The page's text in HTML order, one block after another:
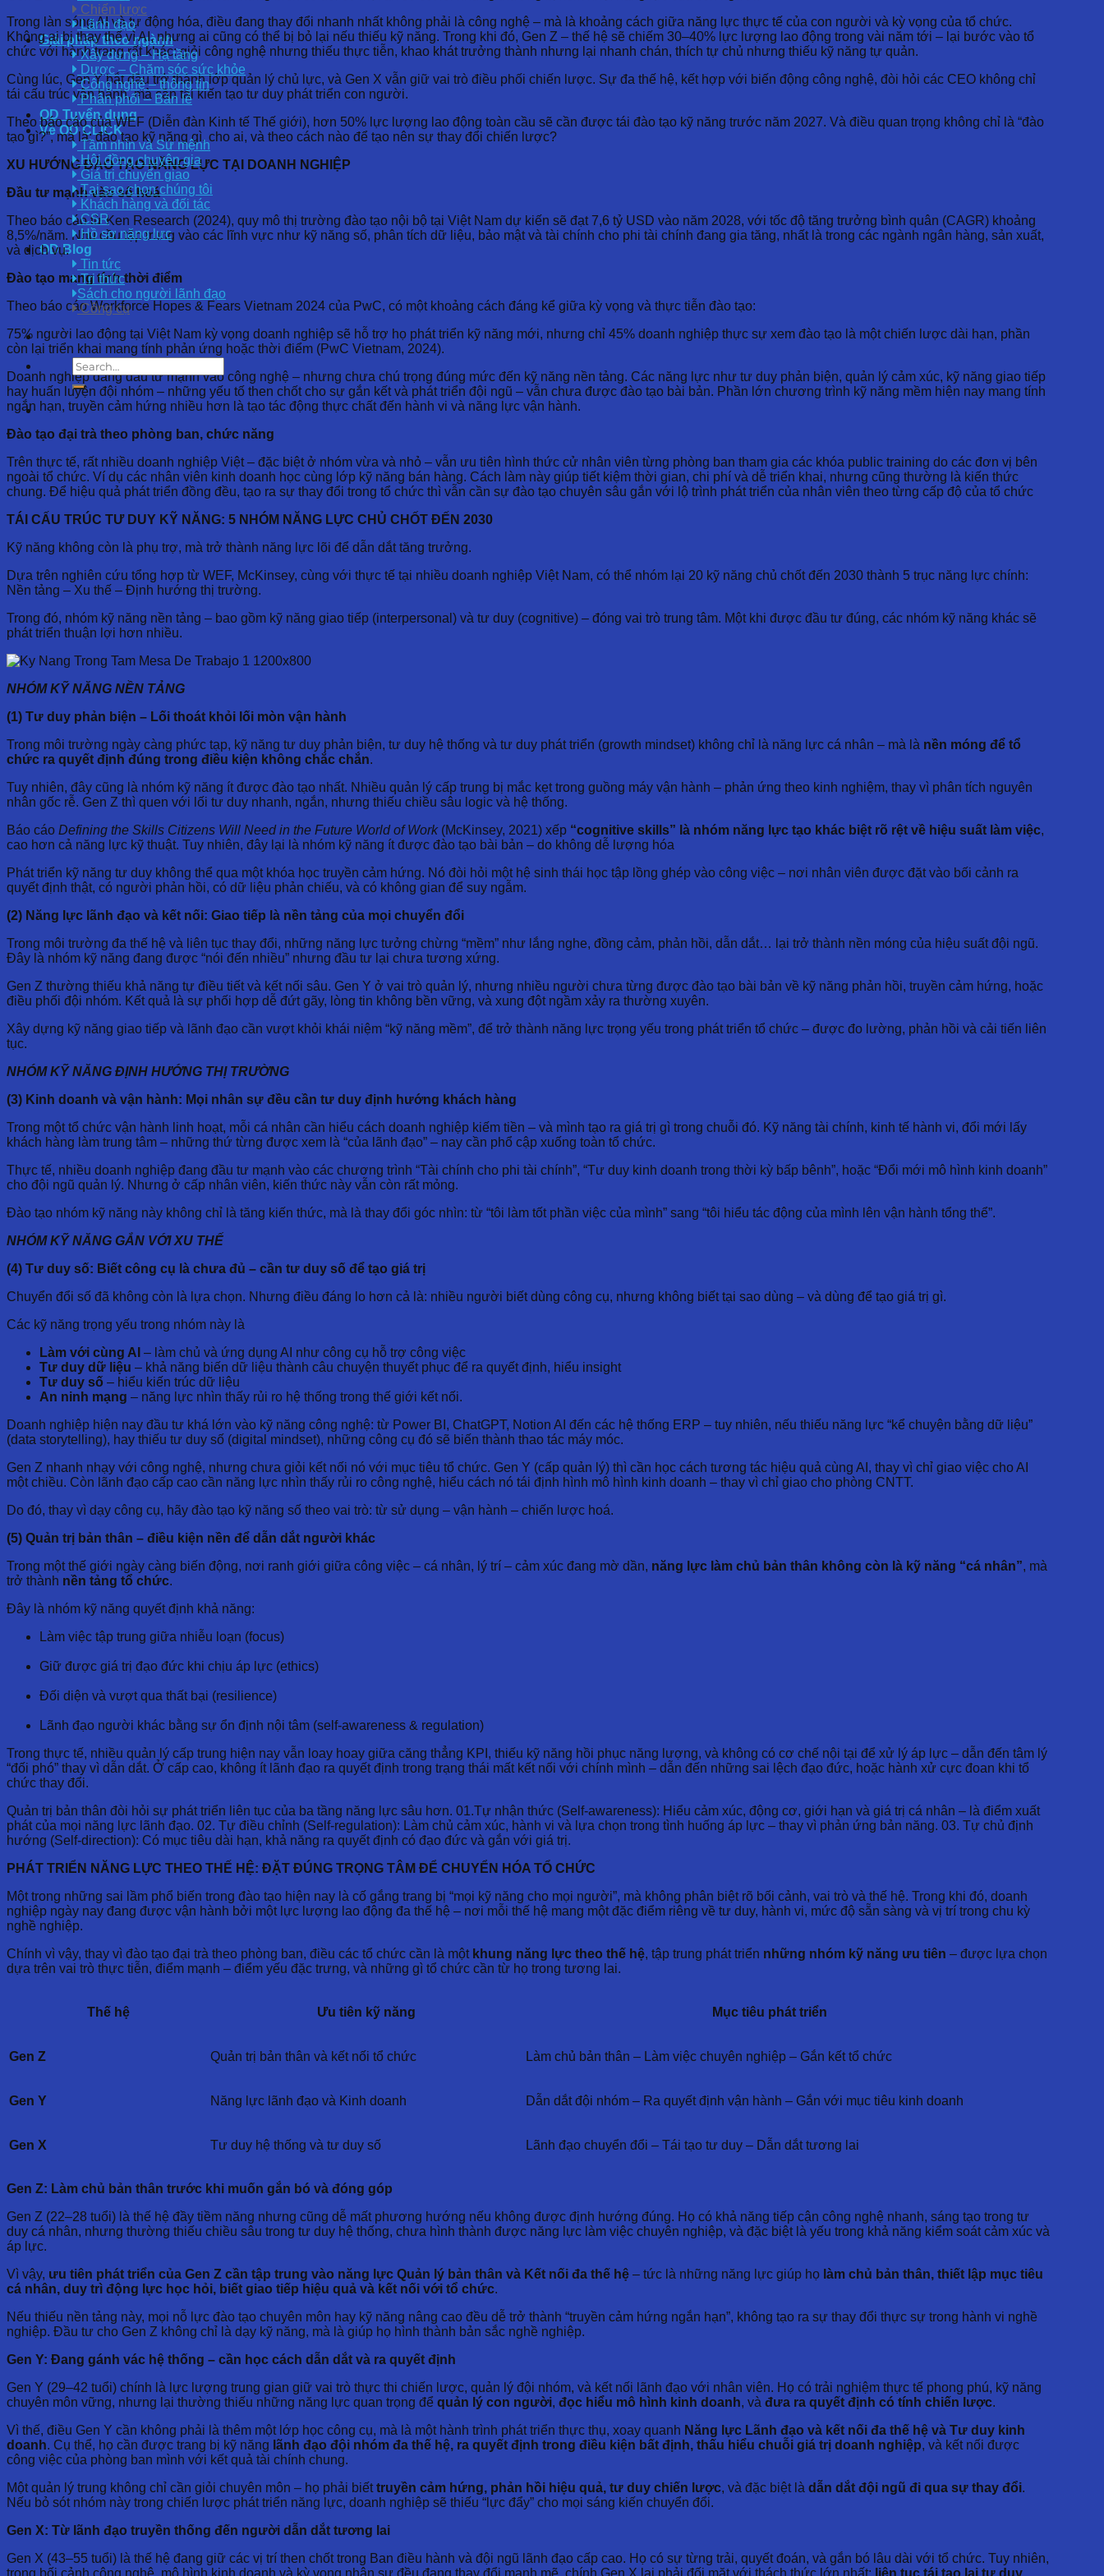
Chiến lược
Lãnh đạo
Giải pháp theo ngành
Xây dựng – Hạ tầng
Dược – Chăm sóc sức khỏe
Công nghệ – thông tin
Phân phối – Bán lẻ
OD Tuyển dụng
Về OD CLICK
Tầm nhìn và Sứ mệnh
Hội đồng chuyên gia
Giá trị chuyển giao
Tại sao chọn chúng tôi
Khách hàng và đối tác
CSR
Hồ sơ năng lực
OD Blog
Tin tức
Tri thức
Sách cho người lãnh đạo
Công cụ
Trong làn sóng AI và tự động hóa, điều đang thay đổi nhanh nhất không phải là công nghệ – mà là khoảng cách giữa năng lực thực tế của con người và kỳ vọng của tổ chức.
Không ai bị thay thế vì AI, nhưng ai cũng có thể bị bỏ lại nếu thiếu kỹ năng. Trong khi đó, Gen Z – thế hệ sẽ chiếm 30–40% lực lượng lao động trong vài năm tới – lại bước vào tổ
chức với hành trang rất khác: giỏi công nghệ nhưng thiếu thực tiễn, khao khát trưởng thành nhưng lại nhanh chán, thích tự chủ nhưng thiếu kỹ năng tự quản.
Cùng lúc, Gen Y bắt đầu trở thành lớp quản lý chủ lực, và Gen X vẫn giữ vai trò điều phối chiến lược. Sự đa thế hệ, kết hợp với biến động công nghệ, đòi hỏi các CEO không chỉ
tái cấu trúc vận hành, mà cần tái kiến tạo tư duy phát triển con người.
Theo báo cáo của WEF (Diễn đàn Kinh tế Thế giới), hơn 50% lực lượng lao động toàn cầu sẽ cần được tái đào tạo kỹ năng trước năm 2027. Và điều quan trọng không chỉ là “đào
tạo gì?”, mà là: đào tạo kỹ năng gì, cho ai, và theo cách nào để tạo nên sự thay đổi chiến lược?
XU HƯỚNG ĐÀO TẠO NĂNG LỰC TẠI DOANH NGHIỆP
Đầu tư mạnh vào số hoá
Theo báo cáo từ Ken Research (2024), quy mô thị trường đào tạo nội bộ tại Việt Nam dự kiến sẽ đạt 7,6 tỷ USD vào năm 2028, với tốc độ tăng trưởng bình quân (CAGR) khoảng
8,5%/năm. Nhu cầu tập trung vào các lĩnh vực như kỹ năng số, phân tích dữ liệu, bảo mật và tài chính cho phi tài chính đang gia tăng, nhất là trong các ngành ngân hàng, sản xuất,
và dịch vụ.
Đào tạo mang tính thời điểm
Theo báo cáo Workforce Hopes & Fears Vietnam 2024 của PwC, có một khoảng cách đáng kể giữa kỳ vọng và thực tiễn đào tạo:
75% người lao động tại Việt Nam kỳ vọng doanh nghiệp sẽ hỗ trợ họ phát triển kỹ năng mới, nhưng chỉ 45% doanh nghiệp thực sự xem đào tạo là một chiến lược dài hạn, phần
còn lại triển khai mang tính phản ứng hoặc thời điểm (PwC Vietnam, 2024).
Doanh nghiệp đang đầu tư mạnh vào công nghệ – nhưng chưa chú trọng đúng mức đến kỹ năng nền tảng. Các năng lực như tư duy phản biện, quản lý cảm xúc, kỹ năng giao tiếp
hay huấn luyện đội nhóm – những yếu tố then chốt cho sự gắn kết và phát triển đội ngũ – vẫn chưa được đào tạo bài bản. Phần lớn chương trình kỹ năng mềm hiện nay mang tính
ngắn hạn, truyền cảm hứng nhiều hơn là tạo tác động thực chất đến hành vi và năng lực vận hành.
Đào tạo đại trà theo phòng ban, chức năng
Trên thực tế, rất nhiều doanh nghiệp Việt – đặc biệt ở nhóm vừa và nhỏ – vẫn ưu tiên hình thức cử nhân viên từng phòng ban tham gia các khóa public training do các đơn vị bên
ngoài tổ chức. Ví dụ các nhân viên kinh doanh học cùng lớp kỹ năng bán hàng. Cách làm này giúp tiết kiệm thời gian, chi phí và dễ triển khai, nhưng cũng thường là kiến thức
chung. Để hiệu quả phát triển đồng đều, tạo ra sự thay đổi trong tổ chức thì vẫn cần sự đào tạo chuyên sâu gắn với lộ trình phát triển của nhân viên theo từng cấp độ của tổ chức
TÁI CẤU TRÚC TƯ DUY KỸ NĂNG: 5 NHÓM NĂNG LỰC CHỦ CHỐT ĐẾN 2030
Kỹ năng không còn là phụ trợ, mà trở thành năng lực lõi để dẫn dắt tăng trưởng.
Dựa trên nghiên cứu tổng hợp từ WEF, McKinsey, cùng với thực tế tại nhiều doanh nghiệp Việt Nam, có thể nhóm lại 20 kỹ năng chủ chốt đến 2030 thành 5 trục năng lực chính:
Nền tảng – Xu thế – Định hướng thị trường.
Trong đó, nhóm kỹ năng nền tảng – bao gồm kỹ năng giao tiếp (interpersonal) và tư duy (cognitive) – đóng vai trò trung tâm. Một khi được đầu tư đúng, các nhóm kỹ năng khác sẽ
phát triển thuận lợi hơn nhiều.
NHÓM KỸ NĂNG NỀN TẢNG
(1) Tư duy phản biện – Lối thoát khỏi lối mòn vận hành
Trong môi trường ngày càng phức tạp, kỹ năng tư duy phản biện, tư duy hệ thống và tư duy phát triển (growth mindset) không chỉ là năng lực cá nhân – mà là nền móng để tổ
chức ra quyết định đúng trong điều kiện không chắc chắn.
Tuy nhiên, đây cũng là nhóm kỹ năng ít được đào tạo nhất. Nhiều quản lý cấp trung bị mắc kẹt trong guồng máy vận hành – phản ứng theo kinh nghiệm, thay vì phân tích nguyên
nhân gốc rễ. Gen Z thì quen với lối tư duy nhanh, ngắn, nhưng thiếu chiều sâu logic và hệ thống.
Báo cáo Defining the Skills Citizens Will Need in the Future World of Work(McKinsey, 2021) xếp “cognitive skills” là nhóm năng lực tạo khác biệt rõ rệt về hiệu suất làm việc,
cao hơn cả năng lực kỹ thuật. Tuy nhiên, đây lại là nhóm kỹ năng ít được đào tạo bài bản – do không dễ lượng hóa
Phát triển kỹ năng tư duy không thể qua một khóa học truyền cảm hứng. Nó đòi hỏi một hệ sinh thái học tập lồng ghép vào công việc – nơi nhân viên được đặt vào bối cảnh ra
quyết định thật, có người phản hồi, có dữ liệu phản chiếu, và có không gian để suy ngẫm.
(2) Năng lực lãnh đạo và kết nối: Giao tiếp là nền tảng của mọi chuyển đổi
Trong môi trường đa thế hệ và liên tục thay đổi, những năng lực tưởng chừng “mềm” như lắng nghe, đồng cảm, phản hồi, dẫn dắt… lại trở thành nền móng của hiệu suất đội ngũ.
Đây là nhóm kỹ năng đang được “nói đến nhiều” nhưng đầu tư lại chưa tương xứng.
Gen Z thường thiếu khả năng tự điều tiết và kết nối sâu. Gen Y ở vai trò quản lý, nhưng nhiều người chưa từng được đào tạo bài bản về kỹ năng phản hồi, truyền cảm hứng, hoặc
điều phối đội nhóm. Kết quả là sự phối hợp dễ đứt gãy, lòng tin không bền vững, và xung đột ngầm xảy ra thường xuyên.
Xây dựng kỹ năng giao tiếp và lãnh đạo cần vượt khỏi khái niệm “kỹ năng mềm”, để trở thành năng lực trọng yếu trong phát triển tổ chức – được đo lường, phản hồi và cải tiến liên
tục.
NHÓM KỸ NĂNG ĐỊNH HƯỚNG THỊ TRƯỜNG
(3) Kinh doanh và vận hành: Mọi nhân sự đều cần tư duy định hướng khách hàng
Trong một tổ chức vận hành linh hoạt, mỗi cá nhân cần hiểu cách doanh nghiệp kiếm tiền – và mình tạo ra giá trị gì trong chuỗi đó. Kỹ năng tài chính, kinh tế hành vi, đổi mới lấy
khách hàng làm trung tâm – những thứ từng được xem là “của lãnh đạo” – nay cần phổ cập xuống toàn tổ chức.
Thực tế, nhiều doanh nghiệp đang đầu tư mạnh vào các chương trình “Tài chính cho phi tài chính”, “Tư duy kinh doanh trong thời kỳ bấp bênh”, hoặc “Đổi mới mô hình kinh doanh”
cho đội ngũ quản lý. Nhưng ở cấp nhân viên, kiến thức này vẫn còn rất mỏng.
Đào tạo nhóm kỹ năng này không chỉ là tăng kiến thức, mà là thay đổi góc nhìn: từ “tôi làm tốt phần việc của mình” sang “tôi hiểu tác động của mình lên vận hành tổng thể”.
NHÓM KỸ NĂNG GẮN VỚI XU THẾ
(4) Tư duy số: Biết công cụ là chưa đủ – cần tư duy số để tạo giá trị
Chuyển đổi số đã không còn là lựa chọn. Nhưng điều đáng lo hơn cả là: nhiều người biết dùng công cụ, nhưng không biết tại sao dùng – và dùng để tạo giá trị gì.
Các kỹ năng trọng yếu trong nhóm này là
Làm với cùng AI – làm chủ và ứng dụng AI như công cụ hỗ trợ công việc
Tư duy dữ liệu – khả năng biến dữ liệu thành câu chuyện thuyết phục để ra quyết định, hiểu insight
Tư duy số – hiểu kiến trúc dữ liệu
An ninh mạng – năng lực nhìn thấy rủi ro hệ thống trong thế giới kết nối.
Doanh nghiệp hiện nay đầu tư khá lớn vào kỹ năng công nghệ: từ Power BI, ChatGPT, Notion AI đến các hệ thống ERP – tuy nhiên, nếu thiếu năng lực “kể chuyện bằng dữ liệu”
(data storytelling), hay thiếu tư duy số (digital mindset), những công cụ đó sẽ biến thành thao tác máy móc.
Gen Z nhanh nhạy với công nghệ, nhưng chưa giỏi kết nối nó với mục tiêu tổ chức. Gen Y (cấp quản lý) thì cần học cách tương tác hiệu quả cùng AI, thay vì chỉ giao việc cho AI
một chiều. Còn lãnh đạo cấp cao cần năng lực nhìn thấy rủi ro công nghệ, hiểu cách nó tái định hình mô hình kinh doanh – thay vì chỉ giao cho phòng CNTT.
Do đó, thay vì dạy công cụ, hãy đào tạo kỹ năng số theo vai trò: từ sử dụng – vận hành – chiến lược hoá.
(5) Quản trị bản thân – điều kiện nền để dẫn dắt người khác
Trong một thế giới ngày càng biến động, nơi ranh giới giữa công việc – cá nhân, lý trí – cảm xúc đang mờ dần, năng lực làm chủ bản thân không còn là kỹ năng “cá nhân”, mà
trở thành nền tảng tổ chức.
Đây là nhóm kỹ năng quyết định khả năng:
Làm việc tập trung giữa nhiễu loạn (focus)
Giữ được giá trị đạo đức khi chịu áp lực (ethics)
Đối diện và vượt qua thất bại (resilience)
Lãnh đạo người khác bằng sự ổn định nội tâm (self-awareness & regulation)
Trong thực tế, nhiều quản lý cấp trung hiện nay vẫn loay hoay giữa căng thẳng KPI, thiếu kỹ năng hồi phục năng lượng, và không có cơ chế nội tại để xử lý áp lực – dẫn đến tâm lý
“đối phó” thay vì dẫn dắt. Ở cấp cao, không ít lãnh đạo ra quyết định trong trạng thái mất kết nối với chính mình – dẫn đến những sai lệch đạo đức, hoặc hành xử cực đoan khi tổ
chức thay đổi.
Quản trị bản thân đòi hỏi sự phát triển liên tục của ba tầng năng lực sâu hơn. 01.Tự nhận thức (Self-awareness): Hiểu cảm xúc, động cơ, giới hạn và giá trị cá nhân – là điểm xuất
phát của mọi năng lực lãnh đạo. 02. Tự điều chỉnh (Self-regulation): Làm chủ cảm xúc, hành vi và lựa chọn trong tình huống áp lực – thay vì phản ứng bản năng. 03. Tự chủ định
hướng (Self-direction): Có mục tiêu dài hạn, khả năng ra quyết định có đạo đức và gắn với giá trị.
PHÁT TRIỂN NĂNG LỰC THEO THẾ HỆ: ĐẶT ĐÚNG TRỌNG TÂM ĐỂ CHUYỂN HÓA TỔ CHỨC
Một trong những sai lầm phổ biến trong đào tạo hiện nay là cố gắng trang bị “mọi kỹ năng cho mọi người”, mà không phân biệt rõ bối cảnh, vai trò và thế hệ. Trong khi đó, doanh
nghiệp ngày nay đang được vận hành bởi một lực lượng lao động đa thế hệ – nơi mỗi thế hệ mang một đặc điểm riêng về tư duy, hành vi, mức độ sẵn sàng và vị trí trong chu kỳ
nghề nghiệp.
Chính vì vậy, thay vì đào tạo đại trà theo phòng ban, điều các tổ chức cần là một khung năng lực theo thế hệ, tập trung phát triển những nhóm kỹ năng ưu tiên – được lựa chọn
dựa trên vai trò thực tiễn, điểm mạnh – điểm yếu đặc trưng, và những gì tổ chức cần từ họ trong tương lai.
Thế hệ Ưu tiên kỹ năng Mục tiêu phát triển
Gen Z Quản trị bản thân và kết nối tổ chức Làm chủ bản thân – Làm việc chuyên nghiệp – Gắn kết tổ chức
Gen Y Năng lực lãnh đạo và Kinh doanh Dẫn dắt đội nhóm – Ra quyết định vận hành – Gắn với mục tiêu kinh doanh
Gen X Tư duy hệ thống và tư duy số Lãnh đạo chuyển đổi – Tái tạo tư duy – Dẫn dắt tương lai
Gen Z: Làm chủ bản thân trước khi muốn gắn bó và đóng góp
Gen Z (22–28 tuổi) là thế hệ đầy tiềm năng nhưng cũng dễ mất phương hướng nếu không được định hướng đúng. Họ có khả năng tiếp cận công nghệ nhanh, sáng tạo trong tư
duy cá nhân, nhưng thường thiếu chiều sâu trong tư duy hệ thống, chưa hình thành được năng lực làm việc chuyên nghiệp, và đặc biệt là yếu trong khả năng kiểm soát cảm xúc và
áp lực.
Vì vậy, ưu tiên phát triển của Gen Z cần tập trung vào năng lực Quản lý bản thân và Kết nối đa thế hệ – tức là những năng lực giúp họ làm chủ bản thân, thiết lập mục tiêu
cá nhân, duy trì động lực học hỏi, biết giao tiếp hiệu quả và kết nối với tổ chức.
Nếu thiếu nền tảng này, mọi nỗ lực đào tạo chuyên môn hay kỹ năng nâng cao đều dễ trở thành “truyền cảm hứng ngắn hạn”, không tạo ra sự thay đổi thực sự trong hành vi nghề
nghiệp. Đầu tư cho Gen Z không chỉ là dạy kỹ năng, mà là giúp họ hình thành bản sắc nghề nghiệp.
Gen Y: Đang gánh vác hệ thống – cần học cách dẫn dắt và ra quyết định
Gen Y (29–42 tuổi) chính là lực lượng trung gian giữ vai trò thực thi chiến lược, quản lý đội nhóm, và kết nối lãnh đạo với nhân viên. Họ có trải nghiệm thực tế phong phú, kỹ năng
chuyên môn vững, nhưng lại thường thiếu những năng lực quan trọng để quản lý con người, đọc hiểu mô hình kinh doanh, và đưa ra quyết định có tính chiến lược.
Vì thế, điều Gen Y cần không phải là thêm một lớp học công cụ, mà là một hành trình phát triển thực thụ, xoay quanh Năng lực Lãnh đạo và kết nối đa thế hệ và Tư duy kinh
doanh. Cụ thể, họ cần được trang bị kỹ năng lãnh đạo đội nhóm đa thế hệ, ra quyết định trong điều kiện bất định, thấu hiểu chuỗi giá trị doanh nghiệp, và kết nối được
công việc của phòng ban mình với kết quả tài chính chung.
Một quản lý trung không chỉ cần giỏi chuyên môn – họ phải biếttruyền cảm hứng, phản hồi hiệu quả, tư duy chiến lược, và đặc biệt là dẫn dắt đội ngũ đi qua sự thay đổi.
Nếu bỏ sót nhóm này trong chiến lược phát triển năng lực, doanh nghiệp sẽ thiếu “lực đẩy” cho mọi sáng kiến chuyển đổi.
Gen X: Từ lãnh đạo truyền thống đến người dẫn dắt tương lai
Gen X (43–55 tuổi) là thế hệ đang giữ các vị trí then chốt trong Ban điều hành và đội ngũ lãnh đạo cấp cao. Họ có sự từng trải, quyết đoán, và gắn bó lâu dài với tổ chức. Tuy nhiên,
trong bối cảnh công nghệ, mô hình kinh doanh và kỳ vọng nhân sự đều đang thay đổi mạnh mẽ, chính Gen X lại phải đối mặt với thách thức lớn nhất: liên tục tái tạo lại tư duy